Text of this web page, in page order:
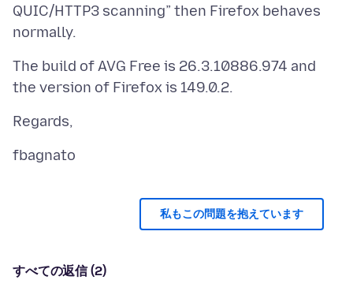
QUIC/HTTP3 scanning” then Firefox behaves
The build of AVG Free is 26.3.10886.974 and
私もこの問題を抱えています
すべての返信 (2)